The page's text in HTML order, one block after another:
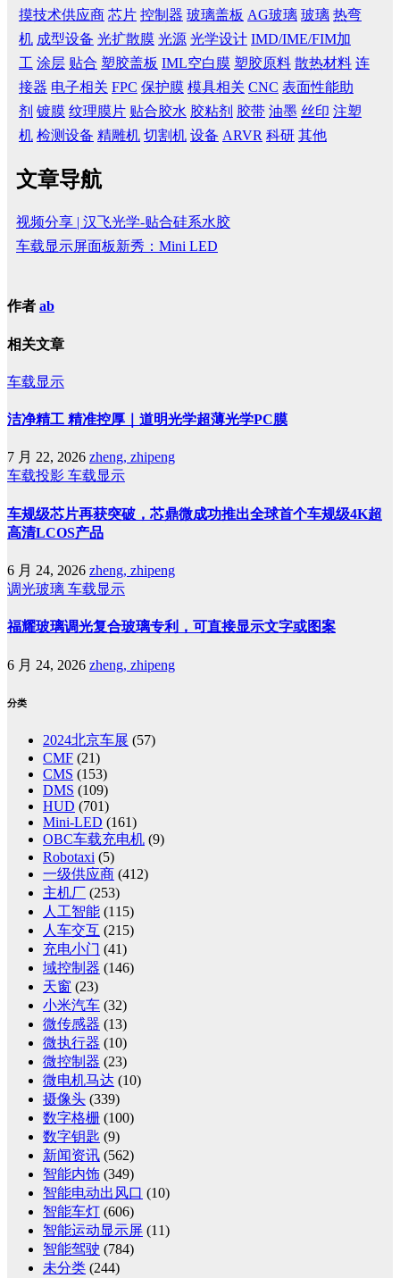
摸技术供应商 芯片 控制器 玻璃盖板 AG玻璃 玻璃 热弯
机 成型设备 光扩散膜 光源 光学设计 IMD/IME/FIM加
工 涂层 贴合 塑胶盖板 IML空白膜 塑胶原料 散热材料 连
接器 电子相关 FPC 保护膜 模具相关 CNC 表面性能助
剂 镀膜 纹理膜片 贴合胶水 胶粘剂 胶带 油墨 丝印 注塑
机 检测设备 精雕机 切割机 设备 ARVR 科研 其他
文章导航
视频分享 | 汉飞光学-贴合硅系水胶
车载显示屏面板新秀：Mini LED
作者 ab
相关文章
车载显示
洁净精工 精准控厚｜道明光学超薄光学PC膜
7 月 22, 2026 zheng, zhipeng
车载投影 车载显示
车规级芯片再获突破，芯鼎微成功推出全球首个车规级4K超
高清LCOS产品
6 月 24, 2026 zheng, zhipeng
调光玻璃 车载显示
福耀玻璃调光复合玻璃专利，可直接显示文字或图案
6 月 24, 2026 zheng, zhipeng
分类
2024北京车展 (57)
CMF (21)
CMS (153)
DMS (109)
HUD (701)
Mini-LED (161)
OBC车载充电机 (9)
Robotaxi (5)
一级供应商 (412)
主机厂
(253)
人工智能 (115)
人车交互 (215)
充电小门 (41)
域控制器 (146)
天窗 (23)
小米汽车 (32)
微传感器 (13)
微执行器 (10)
微控制器 (23)
微电机马达 (10)
摄像头 (339)
数字格栅 (100)
数字钥匙 (9)
新闻资讯 (562)
智能内饰 (349)
智能电动出风口 (10)
智能车灯 (606)
智能运动显示屏 (11)
智能驾驶 (784)
未分类 (244)